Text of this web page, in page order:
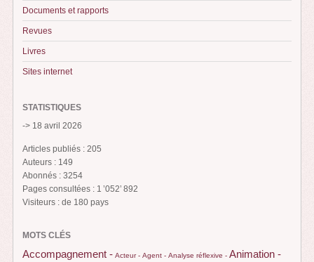
Documents et rapports
Revues
Livres
Sites internet
STATISTIQUES
-> 18 avril 2026
Articles publiés : 205
Auteurs : 149
Abonnés : 3254
Pages consultées : 1 ’052’ 892
Visiteurs : de 180 pays
MOTS CLÉS
Accompagnement - Acteur - Agent - Analyse réflexive - Animation -